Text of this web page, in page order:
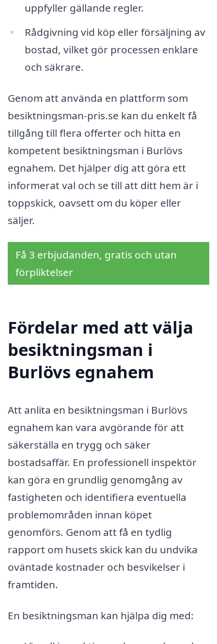
uppfyller gällande regler.
Rådgivning vid köp eller försäljning av
bostad, vilket gör processen enklare
och säkrare.
Genom att använda en plattform som
besiktningsman-pris.se kan du enkelt få
tillgång till flera offerter och hitta en
kompetent besiktningsman i Burlövs
egnahem. Det hjälper dig att göra ett
informerat val och se till att ditt hem är i
toppskick, oavsett om du köper eller
säljer.
Få 3 erbjudanden, gratis och utan
förpliktelser
Fördelar med att välja
besiktningsman i
Burlövs egnahem
Att anlita en besiktningsman i Burlövs
egnahem kan vara avgörande för att
säkerställa en trygg och säker
bostadsaffär. En professionell inspektör
kan göra en grundlig genomgång av
fastigheten och identifiera eventuella
problemområden innan köpet
genomförs. Genom att få en tydlig
rapport om husets skick kan du undvika
oväntade kostnader och besvikelser i
framtiden.
En besiktningsman kan hjälpa dig med: